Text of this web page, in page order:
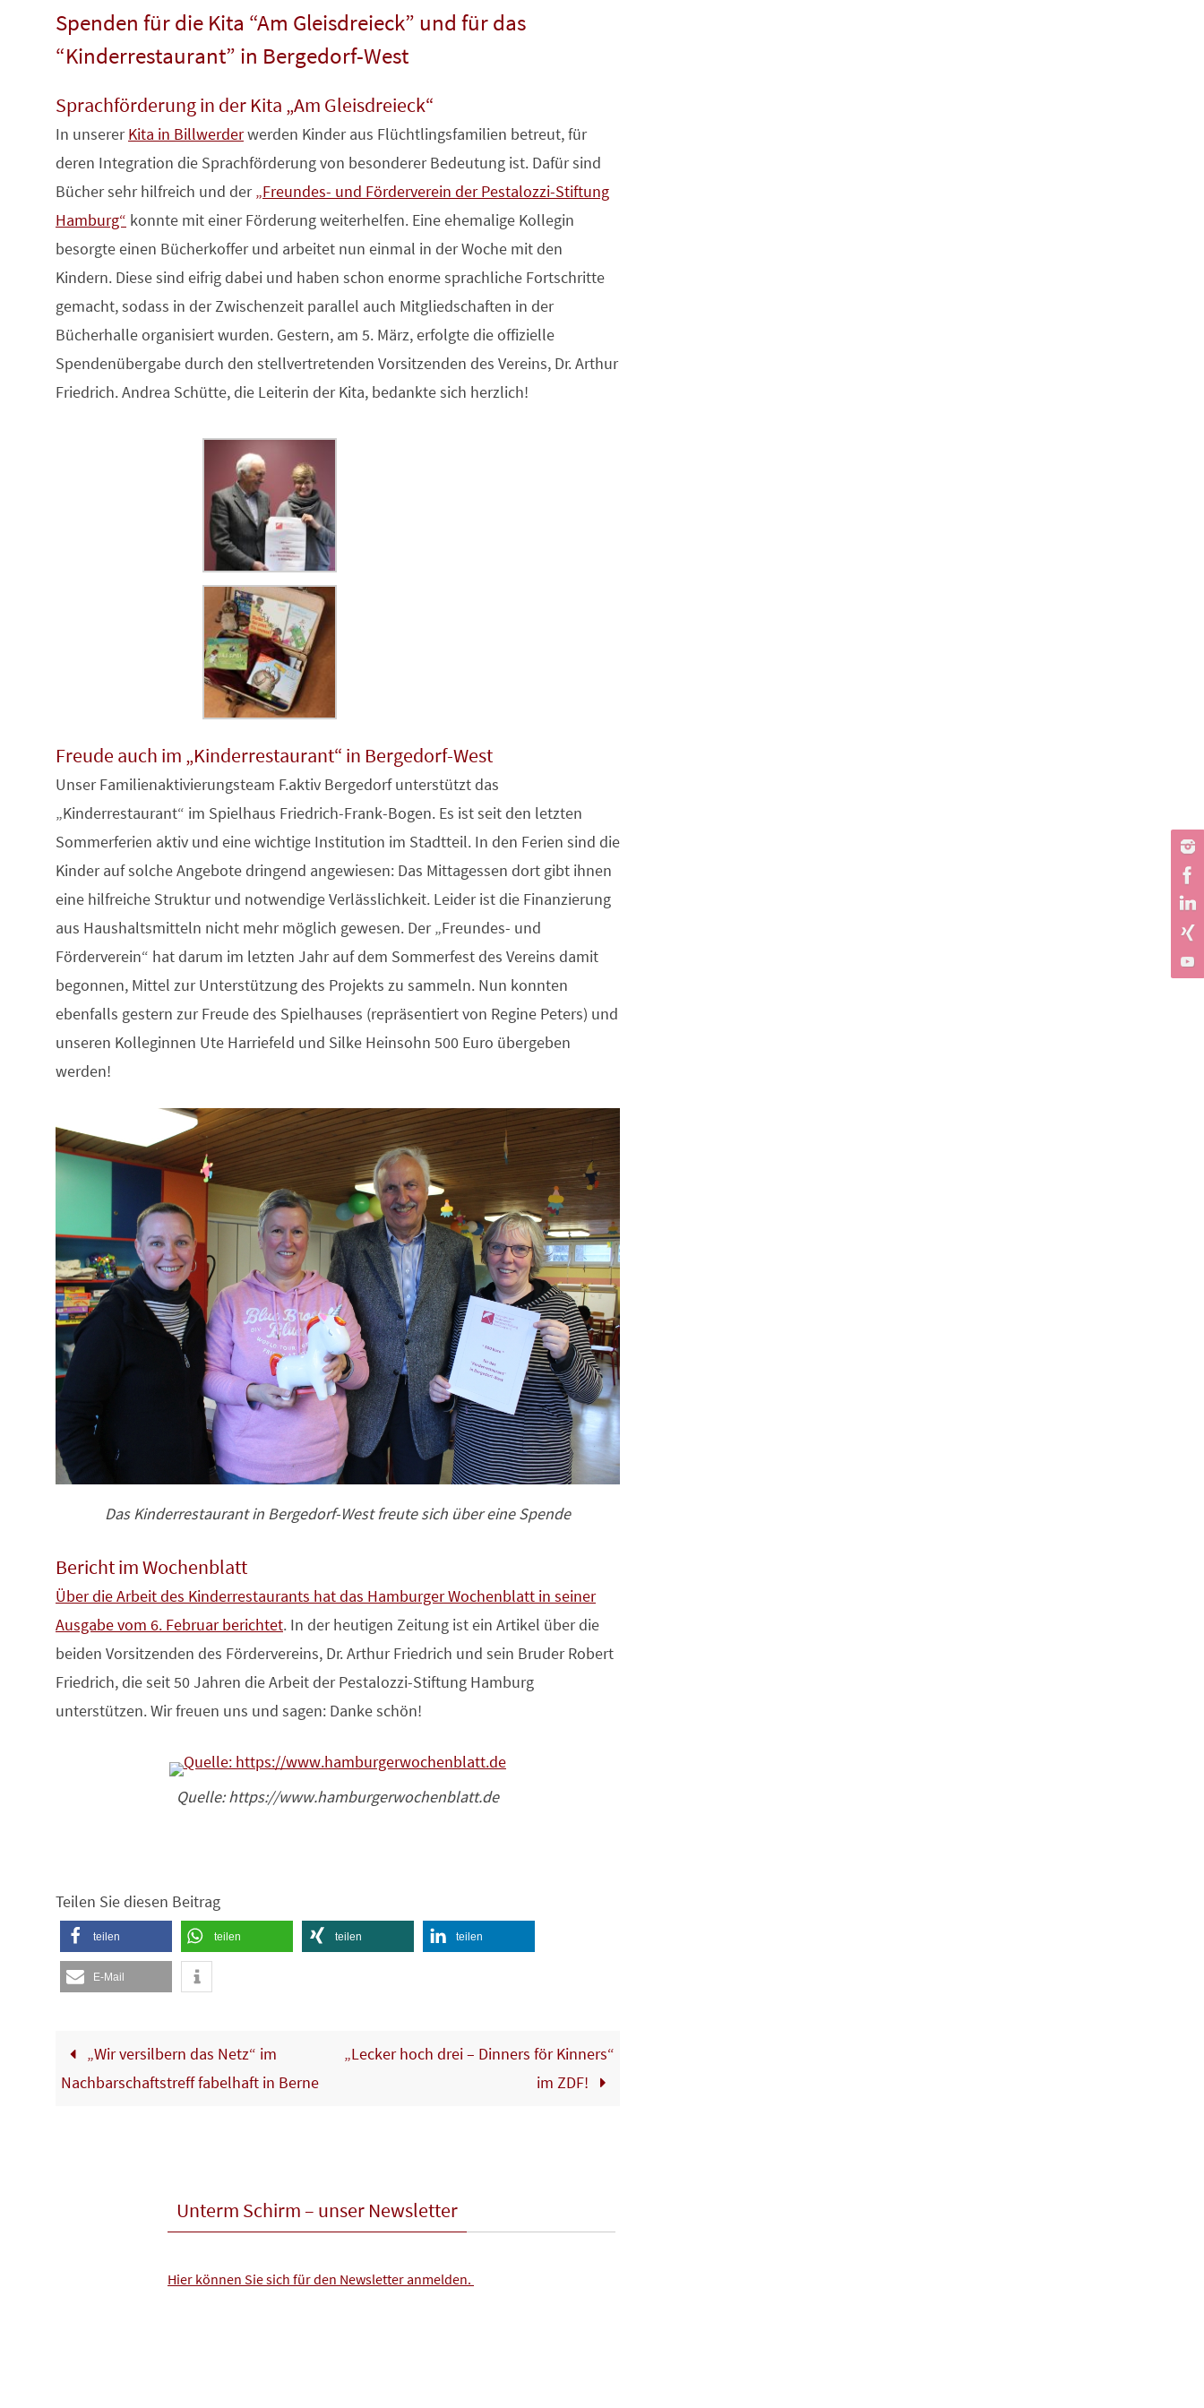
Spenden für die Kita “Am Gleisdreieck” und für das
“Kinderrestaurant” in Bergedorf-West
Sprachförderung in der Kita „Am Gleisdreieck“
In unsererKita in Billwerderwerden Kinder aus Flüchtlingsfamilien betreut, für
deren Integration die Sprachförderung von besonderer Bedeutung ist. Dafür sind
Bücher sehr hilfreich und der„Freundes- und Förderverein der Pestalozzi-Stiftung
Hamburg“ konnte mit einer Förderung weiterhelfen. Eine ehemalige Kollegin
besorgte einen Bücherkoffer und arbeitet nun einmal in der Woche mit den
Kindern. Diese sind eifrig dabei und haben schon enorme sprachliche Fortschritte
gemacht, sodass in der Zwischenzeit parallel auch Mitgliedschaften in der
Bücherhalle organisiert wurden. Gestern, am 5. März, erfolgte die offizielle
Spendenübergabe durch den stellvertretenden Vorsitzenden des Vereins, Dr. Arthur
Friedrich. Andrea Schütte, die Leiterin der Kita, bedankte sich herzlich!
Freude auch im „Kinderrestaurant“ in Bergedorf-West
Unser Familienaktivierungsteam F.aktiv Bergedorf unterstützt das
„Kinderrestaurant“ im Spielhaus Friedrich-Frank-Bogen. Es ist seit den letzten
Sommerferien aktiv und eine wichtige Institution im Stadtteil. In den Ferien sind die
Kinder auf solche Angebote dringend angewiesen: Das Mittagessen dort gibt ihnen
eine hilfreiche Struktur und notwendige Verlässlichkeit. Leider ist die Finanzierung
aus Haushaltsmitteln nicht mehr möglich gewesen. Der „Freundes- und
Förderverein“ hat darum im letzten Jahr auf dem Sommerfest des Vereins damit
begonnen, Mittel zur Unterstützung des Projekts zu sammeln. Nun konnten
ebenfalls gestern zur Freude des Spielhauses (repräsentiert von Regine Peters) und
unseren Kolleginnen Ute Harriefeld und Silke Heinsohn 500 Euro übergeben
werden!
Das Kinderrestaurant in Bergedorf-West freute sich über eine Spende
Bericht im Wochenblatt
Über die Arbeit des Kinderrestaurants hat das Hamburger Wochenblatt in seiner
Ausgabe vom 6. Februar berichtet. In der heutigen Zeitung ist ein Artikel über die
beiden Vorsitzenden des Fördervereins, Dr. Arthur Friedrich und sein Bruder Robert
Friedrich, die seit 50 Jahren die Arbeit der Pestalozzi-Stiftung Hamburg
unterstützen. Wir freuen uns und sagen: Danke schön!
Quelle: https://www.hamburgerwochenblatt.de
Teilen Sie diesen Beitrag
teilen teilen teilen teilen
E-Mail
„Wir versilbern das Netz“ im
Nachbarschaftstreff fabelhaft in Berne
„Lecker hoch drei – Dinners för Kinners“
im ZDF!
Unterm Schirm – unser Newsletter
Hier können Sie sich für den Newsletter anmelden.